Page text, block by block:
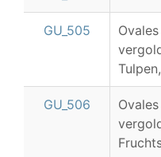
GU_505
GU_506